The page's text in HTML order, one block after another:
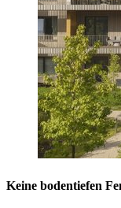
Keine bodentiefen